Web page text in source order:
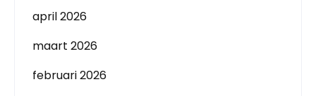
april 2026
maart 2026
februari 2026